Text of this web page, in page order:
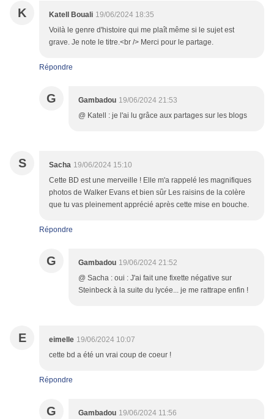
K Katell Bouali 19/06/2024 18:35
Voilà le genre d'histoire qui me plaît même si le sujet est
grave. Je note le titre.<br /> Merci pour le partage.
Répondre
G Gambadou 19/06/2024 21:53
@ Katell : je l'ai lu grâce aux partages sur les blogs
S Sacha 19/06/2024 15:10
Cette BD est une merveille ! Elle m'a rappelé les magnifiques
photos de Walker Evans et bien sûr Les raisins de la colère
que tu vas pleinement apprécié après cette mise en bouche.
Répondre
G Gambadou 19/06/2024 21:52
@ Sacha : oui : J'ai fait une fixette négative sur
Steinbeck à la suite du lycée... je me rattrape enfin !
E eimelle 19/06/2024 10:07
cette bd a été un vrai coup de coeur !
Répondre
G Gambadou 19/06/2024 11:56